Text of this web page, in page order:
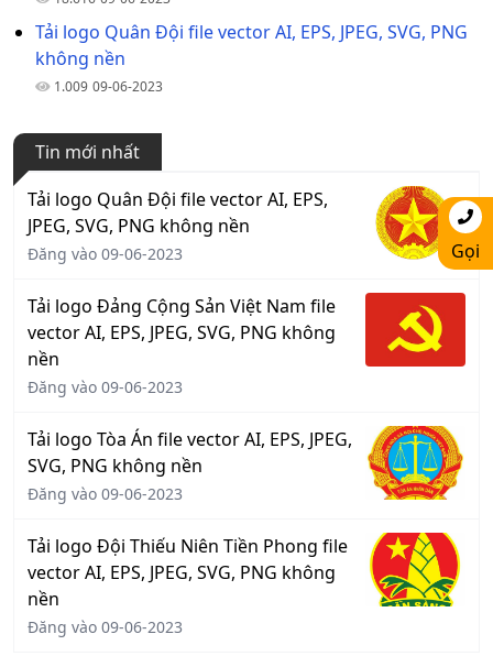
Tải logo Quân Đội file vector AI, EPS, JPEG, SVG, PNG
không nền
1.009 09-06-2023
Tin mới nhất
Tải logo Quân Đội file vector AI, EPS,
JPEG, SVG, PNG không nền
Đăng vào 09-06-2023
Tải logo Đảng Cộng Sản Việt Nam file
vector AI, EPS, JPEG, SVG, PNG không
nền
Đăng vào 09-06-2023
Tải logo Tòa Án file vector AI, EPS, JPEG,
SVG, PNG không nền
Đăng vào 09-06-2023
Tải logo Đội Thiếu Niên Tiền Phong file
vector AI, EPS, JPEG, SVG, PNG không
nền
Đăng vào 09-06-2023
Gọi